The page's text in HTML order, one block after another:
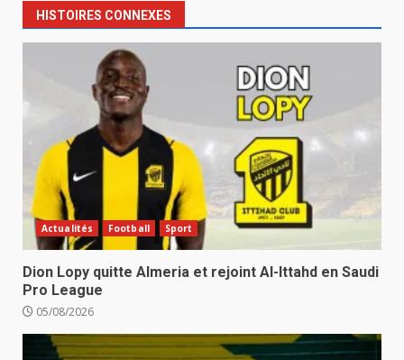
HISTOIRES CONNEXES
Actualités Football Sport
Dion Lopy quitte Almeria et rejoint Al-Ittahd en Saudi
Pro League
05/08/2026